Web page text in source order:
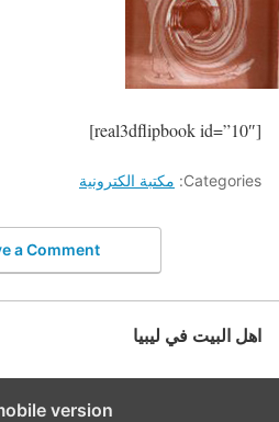
[real3dflipbook id=”10″]
Categories: مكتبة الكترونية
a Comment
اهل البيت في ليبيا
version